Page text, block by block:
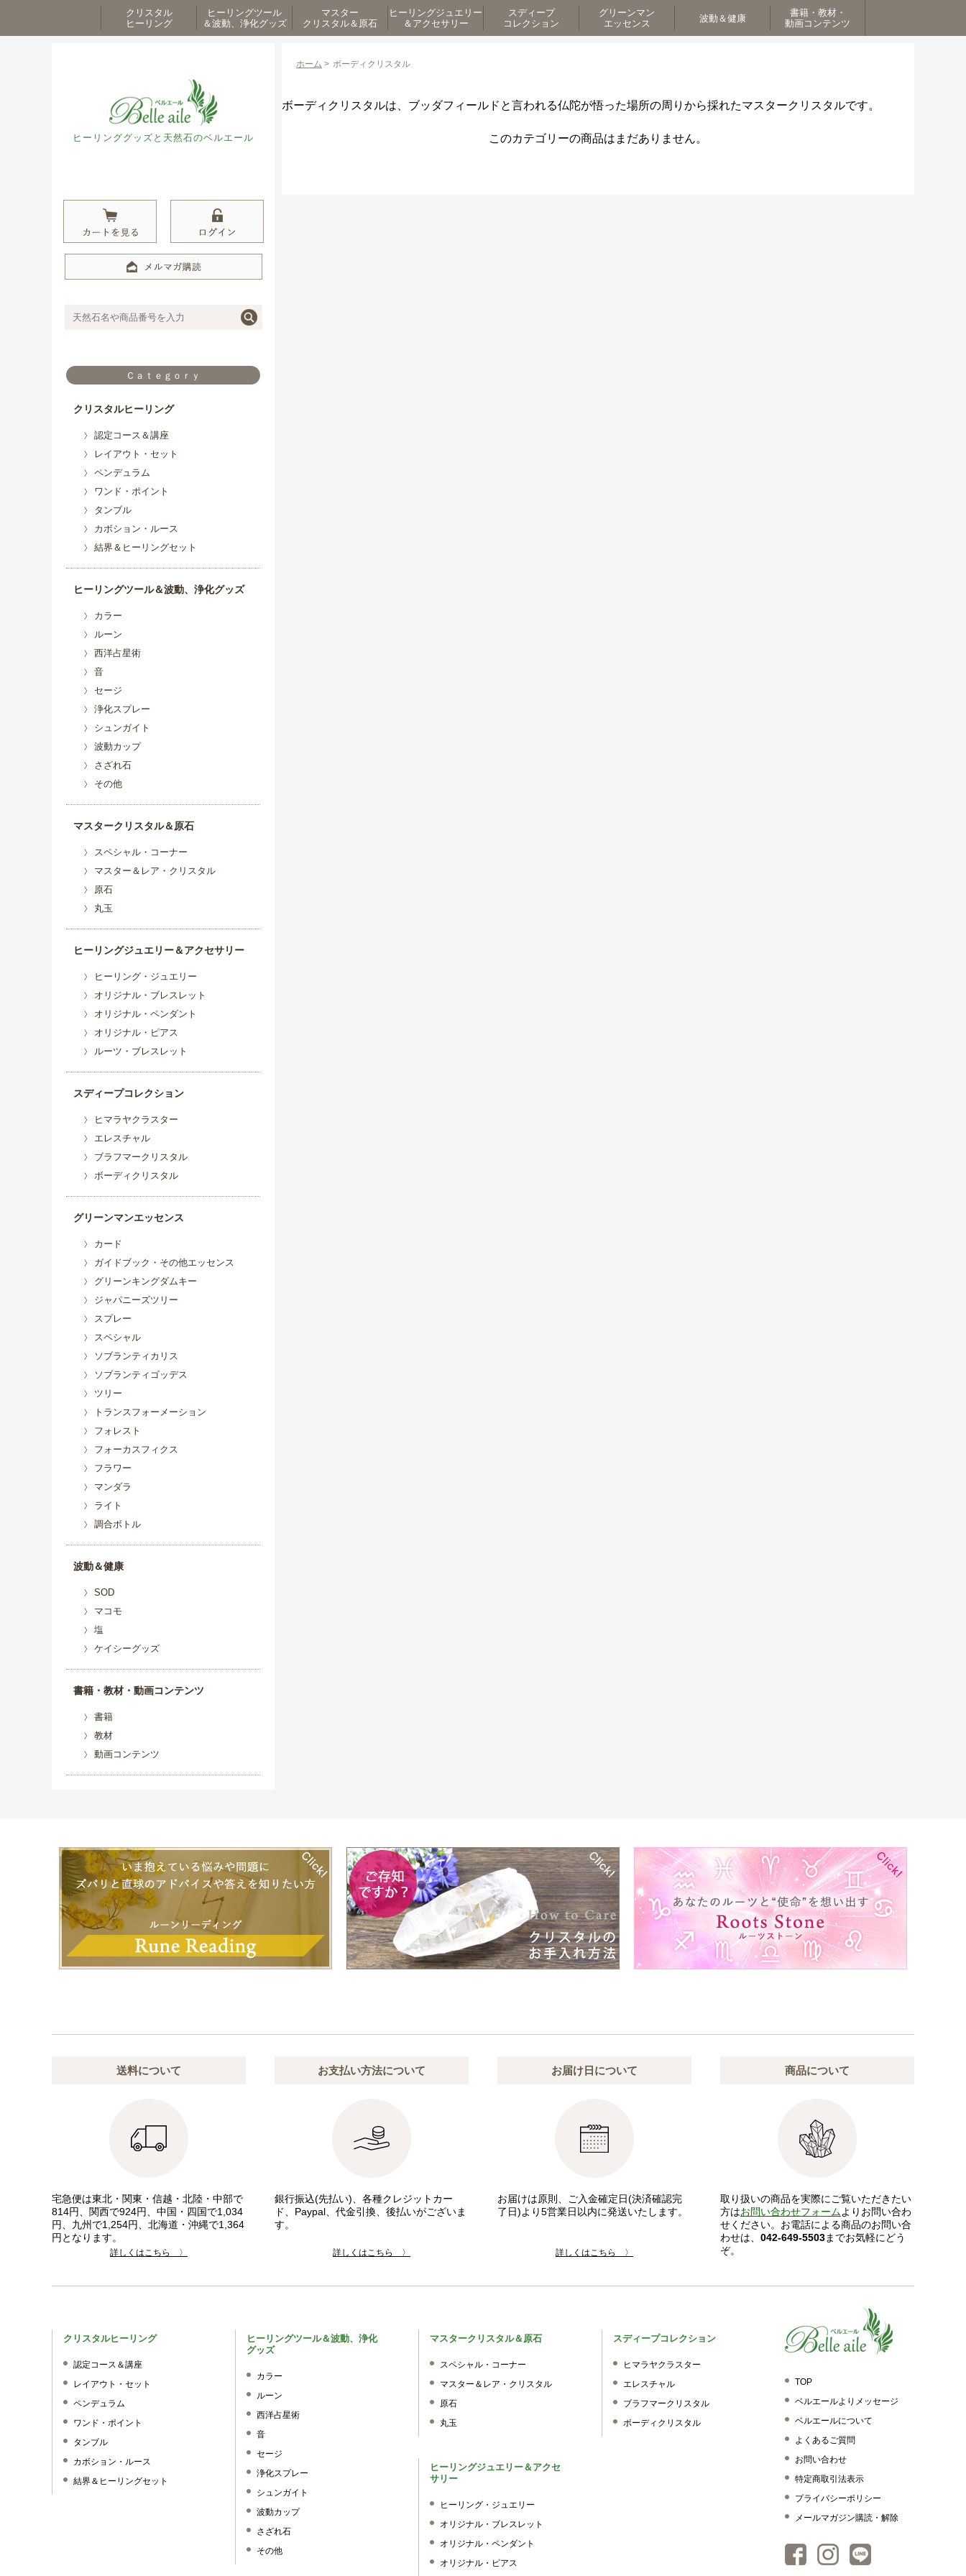
クリスタル
ヒーリング
ヒーリングツール
＆波動、浄化グッズ
マスター
クリスタル＆原石
ヒーリングジュエリー
＆アクセサリー
スディープ
コレクション
グリーンマン
エッセンス
波動＆健康
書籍・教材・
動画コンテンツ
ヒーリンググッズと天然石のベルエール
Ｃａｔｅｇｏｒｙ
クリスタルヒーリング
認定コース＆講座
レイアウト・セット
ペンデュラム
ワンド・ポイント
タンブル
カボション・ルース
結界＆ヒーリングセット
ヒーリングツール＆波動、浄化グッズ
カラー
ルーン
西洋占星術
音
セージ
浄化スプレー
シュンガイト
波動カップ
さざれ石
その他
マスタークリスタル＆原石
スペシャル・コーナー
マスター＆レア・クリスタル
原石
丸玉
ヒーリングジュエリー＆アクセサリー
ヒーリング・ジュエリー
オリジナル・ブレスレット
オリジナル・ペンダント
オリジナル・ピアス
ルーツ・ブレスレット
スディープコレクション
ヒマラヤクラスター
エレスチャル
ブラフマークリスタル
ボーディクリスタル
グリーンマンエッセンス
カード
ガイドブック・その他エッセンス
グリーンキングダムキー
ジャパニーズツリー
スプレー
スペシャル
ソブランティカリス
ソブランティゴッデス
ツリー
トランスフォーメーション
フォレスト
フォーカスフィクス
フラワー
マンダラ
ライト
調合ボトル
波動＆健康
SOD
マコモ
塩
ケイシーグッズ
書籍・教材・動画コンテンツ
書籍
教材
動画コンテンツ
ホーム > ボーディクリスタル
ボーディクリスタルは、ブッダフィールドと言われる仏陀が悟った場所の周りから採れたマスタークリスタルです。
このカテゴリーの商品はまだありません。
送料について
宅急便は東北・関東・信越・北陸・中部で
814円、関西で924円、中国・四国で1,034
円、九州で1,254円、北海道・沖縄で1,364
円となります。
詳しくはこちら 〉
お支払い方法について
銀行振込(先払い)、各種クレジットカー
ド、Paypal、代金引換、後払いがございま
す。
詳しくはこちら 〉
お届け日について
お届けは原則、ご入金確定日(決済確認完
了日)より5営業日以内に発送いたします。
詳しくはこちら 〉
商品について
取り扱いの商品を実際にご覧いただきたい
方はお問い合わせフォームよりお問い合わ
せください。お電話による商品のお問い合
わせは、 042-649-5503までお気軽にどう
ぞ。
TOP
ベルエールよりメッセージ
ベルエールについて
よくあるご質問
お問い合わせ
特定商取引法表示
プライバシーポリシー
メールマガジン購読・解除
クリスタルヒーリング
認定コース＆講座
レイアウト・セット
ペンデュラム
ワンド・ポイント
タンブル
カボション・ルース
結界＆ヒーリングセット
ヒーリングツール＆波動、浄化
グッズ
カラー
ルーン
西洋占星術
音
セージ
浄化スプレー
シュンガイト
波動カップ
さざれ石
その他
マスタークリスタル＆原石
スペシャル・コーナー
マスター＆レア・クリスタル
原石
丸玉
ヒーリングジュエリー＆アクセ
サリー
ヒーリング・ジュエリー
オリジナル・ブレスレット
オリジナル・ペンダント
オリジナル・ピアス
スディープコレクション
ヒマラヤクラスター
エレスチャル
ブラフマークリスタル
ボーディクリスタル